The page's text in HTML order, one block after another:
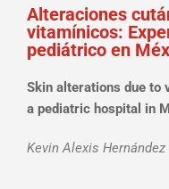
Alteraciones
vitamínicos:
pediátrico en
Skin alterations due to
a pediatric hospital in
Kevin Alexis